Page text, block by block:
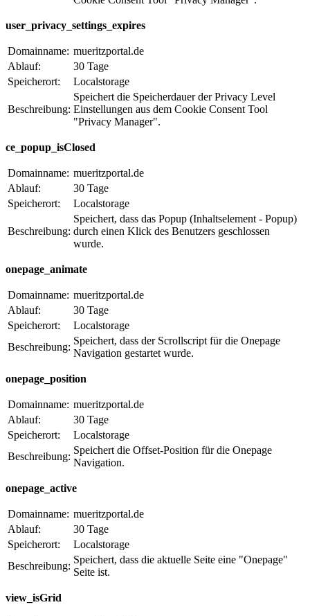
user_privacy_settings_expires
Domainname: mueritzportal.de
Ablauf:
30 Tage
Speicherort:
Localstorage
Beschreibung:
Speichert die Speicherdauer der Privacy Level
Einstellungen aus dem Cookie Consent Tool
"Privacy Manager".
ce_popup_isClosed
Domainname: mueritzportal.de
Ablauf:
30 Tage
Speicherort:
Localstorage
Beschreibung:
Speichert, dass das Popup (Inhaltselement - Popup)
durch einen Klick des Benutzers geschlossen
wurde.
onepage_animate
Domainname: mueritzportal.de
Ablauf:
30 Tage
Speicherort:
Localstorage
Beschreibung:
Speichert, dass der Scrollscript für die Onepage
Navigation gestartet wurde.
onepage_position
Domainname: mueritzportal.de
Ablauf:
30 Tage
Speicherort:
Localstorage
Beschreibung:
Speichert die Offset-Position für die Onepage
Navigation.
onepage_active
Domainname: mueritzportal.de
Ablauf:
30 Tage
Speicherort:
Localstorage
Beschreibung:
Speichert, dass die aktuelle Seite eine "Onepage"
Seite ist.
view_isGrid